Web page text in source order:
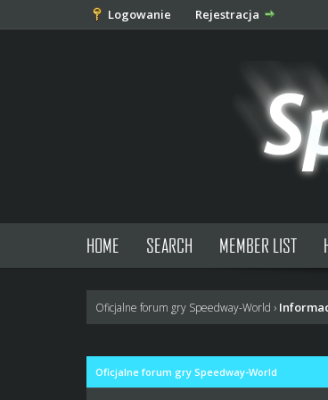
Logowanie Rejestracja
HOME SEARCH MEMBER LIST
Oficjalne forum gry Speedway-World ›
Oficjalne forum gry Speedway-World